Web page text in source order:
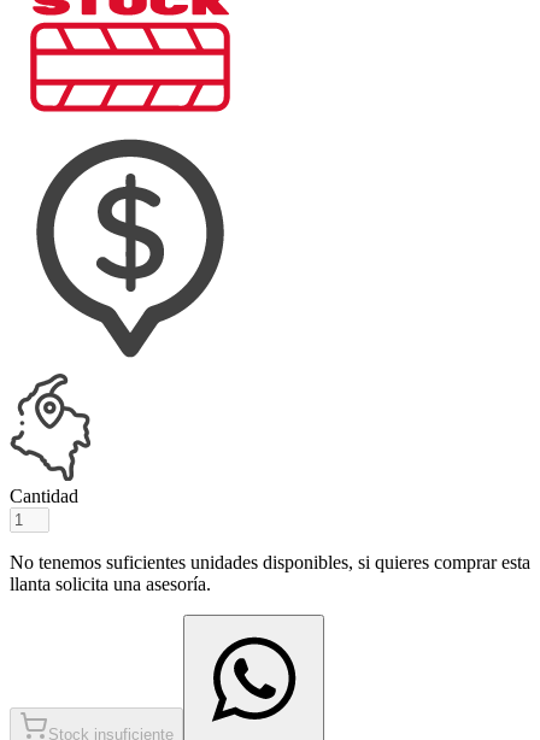
Cantidad
No tenemos suficientes unidades disponibles, si quieres comprar esta
llanta solicita una asesoría.
Stock insuficiente